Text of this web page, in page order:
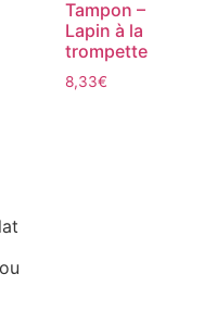
Tampon –
Lapin à la
trompette
8,33€